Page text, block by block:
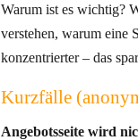
Warum ist es wichtig?
verstehen, warum eine
konzentrierter – das
Kurzfälle
Angebotsseite wird